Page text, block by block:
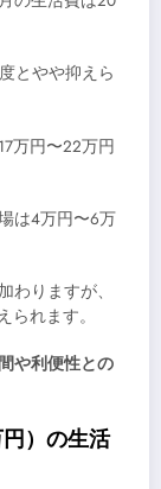
とやや抑えら
万円〜22万円
は4万円〜6万
りますが、
られます。
や利便性との
）の生活